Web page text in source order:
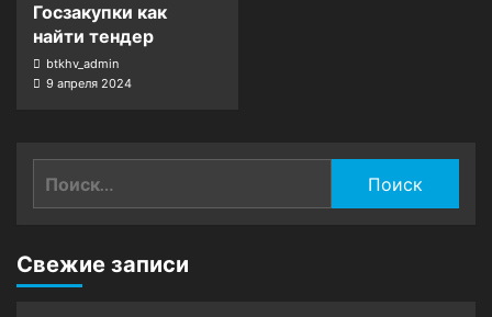
Госзакупки как
найти тендер
btkhv_admin
9 апреля 2024
Свежие записи